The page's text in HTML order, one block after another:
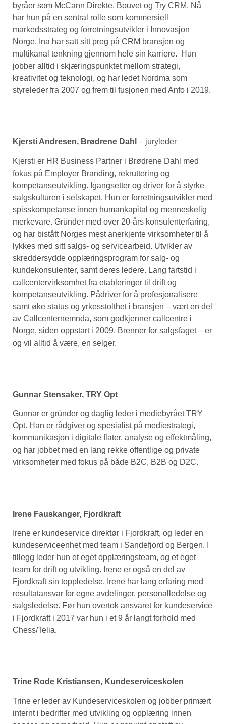
byråer som McCann Direkte, Bouvet og Try CRM. Nå
har hun på en sentral rolle som kommersiell
markedsstrateg og forretningsutvikler i Innovasjon
Norge. Ina har satt sitt preg på CRM bransjen og
multikanal tenkning gjennom hele sin karriere. Hun
jobber alltid i skjæringspunktet mellom strategi,
kreativitet og teknologi, og har ledet Nordma som
styreleder fra 2007 og frem til fusjonen med Anfo i 2019.
Kjersti Andresen, Brødrene Dahl – juryleder
Kjersti er HR Business Partner i Brødrene Dahl med
fokus på Employer Branding, rekruttering og
kompetanseutvikling. Igangsetter og driver for å styrke
salgskulturen i selskapet. Hun er forretningsutvikler med
spisskompetanse innen humankapital og menneskelig
merkevare. Gründer med over 20-års konsulenterfaring,
og har bistått Norges mest anerkjente virksomheter til å
lykkes med sitt salgs- og servicearbeid. Utvikler av
skreddersydde opplæringsprogram for salg- og
kundekonsulenter, samt deres ledere. Lang fartstid i
callcentervirksomhet fra etableringer til drift og
kompetanseutvikling. Pådriver for å profesjonalisere
samt øke status og yrkesstolthet i bransjen – vært en del
av Callcenternemnda, som godkjenner callcentre i
Norge, siden oppstart i 2009. Brenner for salgsfaget – er
og vil alltid å være, en selger.
Gunnar Stensaker, TRY Opt
Gunnar er gründer og daglig leder i mediebyrået TRY
Opt. Han er rådgiver og spesialist på mediestrategi,
kommunikasjon i digitale flater, analyse og effektmåling,
og har jobbet med en lang rekke offentlige og private
virksomheter med fokus på både B2C, B2B og D2C.
Irene Fauskanger, Fjordkraft
Irene er kundeservice direktør i Fjordkraft, og leder en
kundeserviceenhet med team i Sandefjord og Bergen. I
tillegg leder hun et eget opplæringsteam, og et eget
team for drift og utvikling. Irene er også en del av
Fjordkraft sin toppledelse. Irene har lang erfaring med
resultatansvar for egne avdelinger, personalledelse og
salgsledelse. Før hun overtok ansvaret for kundeservice
i Fjordkraft i 2017 var hun i et 9 år langt forhold med
Chess/Telia.
Trine Rode Kristiansen, Kundeserviceskolen
Trine er leder av Kundeserviceskolen og jobber primært
internt i bedrifter med utvikling og opplæring innen